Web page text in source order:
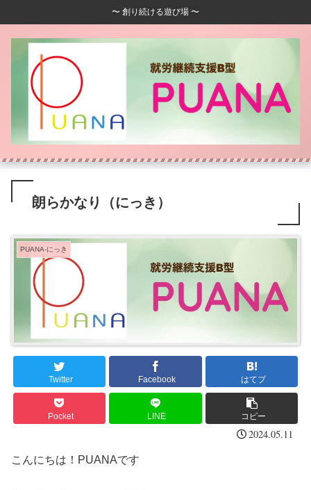
〜 創り続ける遊び場 〜
朗らかなり（にっき）
PUANA-にっき
Twitter Facebook はてブ
Pocket LINE コピー
2024.05.11
こんにちは！PUANAです